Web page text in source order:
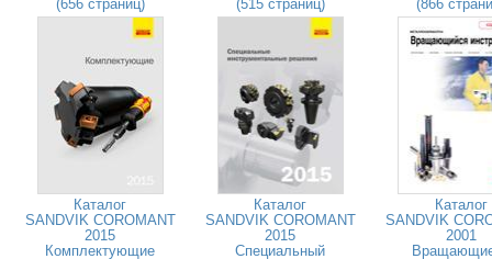
(656 страниц) (515 страниц) (866
Каталог
SANDVIK COROMANT
2015
Комплектующие
Каталог
SANDVIK COROMANT
2015
Специальный
Каталог
SANDVIK
2001